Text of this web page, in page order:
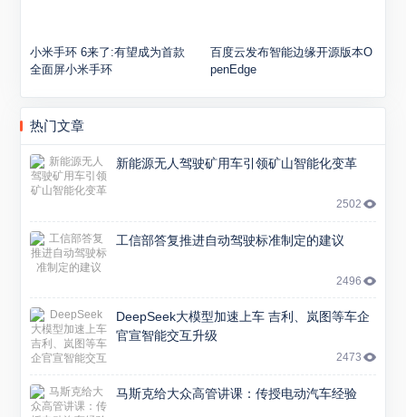
小米手环 6来了:有望成为首款
全面屏小米手环
百度云发布智能边缘开源版本O
penEdge
热门文章
新能源无人驾驶矿用车引领矿山智能化变革
2502
工信部答复推进自动驾驶标准制定的建议
2496
DeepSeek大模型加速上车 吉利、岚图等车企
官宣智能交互升级
2473
马斯克给大众高管讲课：传授电动汽车经验